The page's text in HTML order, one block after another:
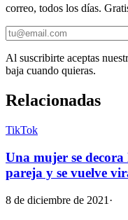
correo, todos los días.
Al suscribirte aceptas
baja cuando quieras.
Relacionadas
TikTok
Una mujer se
pareja y se vuelve
8 de diciembre de 2021 ·